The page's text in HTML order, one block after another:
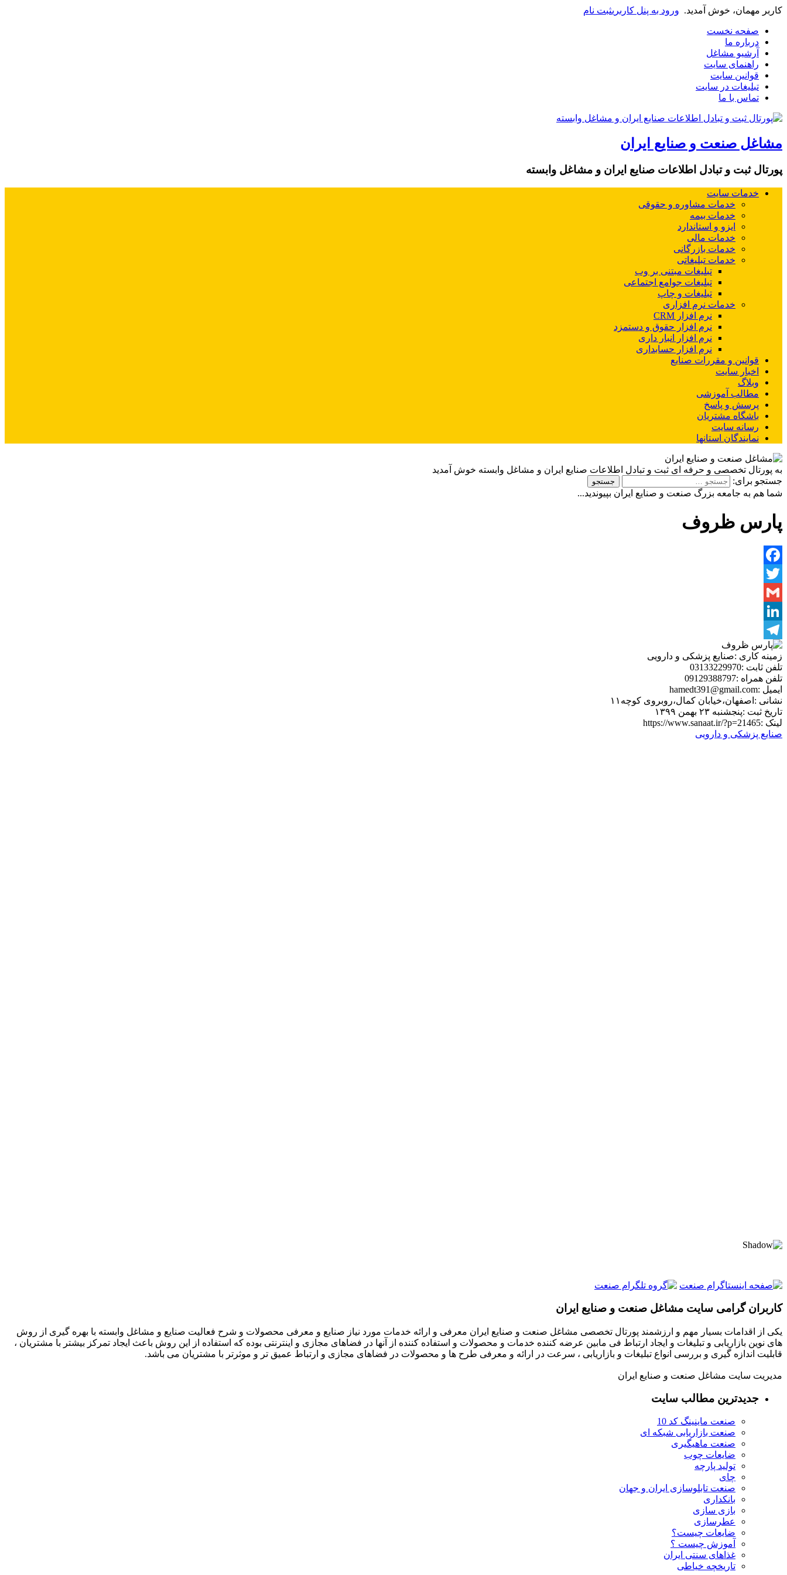
کاربر مهمان، خوش آمدید. ورود به پنل کاربریثبت نام
صفحه نخست
درباره ما
آرشیو مشاغل
راهنمای سایت
قوانین سایت
تبلیغات در سایت
تماس با ما
مشاغل صنعت و صنایع ایران
پورتال ثبت و تبادل اطلاعات صنایع ایران و مشاغل وابسته
خدمات سایت
خدمات مشاوره و حقوقی
خدمات بیمه
ایزو و استاندارد
خدمات مالی
خدمات بازرگانی
خدمات تبلیغاتی
تبلیغات مبتنی بر وب
تبلیغات جوامع اجتماعی
تبلیغات و چاپ
خدمات نرم افزاری
نرم افزار CRM
نرم افزار حقوق و دستمزد
نرم افزار انبار داری
نرم افزار حسابداری
قوانین و مقررات صنایع
اخبار سایت
وبلاگ
مطالب آموزشی
پرسش و پاسخ
باشگاه مشتریان
رسانه سایت
نمایندگان استانها
به پورتال تخصصی و حرفه ای ثبت و تبادل اطلاعات صنایع ایران و مشاغل وابسته خوش آمدید
جستجو برای:
شما هم به جامعه بزرگ صنعت و صنایع ایران بپیوندید...
پارس ظروف
Facebook
Twitter
Gmail
LinkedIn
Telegram
زمینه کاری :صنایع پزشکی و دارویی
تلفن ثابت :03133229970
تلفن همراه :09129388797
ایمیل :hamedt391@gmail.com
نشانی : اصفهان،خیابان کمال،روبروی کوچه۱۱
تاریخ ثبت :پنجشنبه ۲۳ بهمن ۱۳۹۹
لینک :https://www.sanaat.ir/?p=21465
صنایع پزشکی و دارویی
کاربران گرامی سایت مشاغل صنعت و صنایع ایران
یکی از اقدامات بسیار مهم و ارزشمند پورتال تخصصی مشاغل صنعت و صنایع ایران معرفی و ارائه خدمات مورد نیاز صنایع و معرفی محصولات و شرح فعالیت صنایع و مشاغل وابسته با بهره گیری از روش
های نوین بازاریابی و تبلیغات و ایجاد ارتباط فی مابین عرضه کننده خدمات و محصولات و استفاده کننده از آنها در فضاهای مجازی و اینترنتی بوده که استفاده از این روش باعث ایجاد تمرکز بیشتر با مشتریان ،
قابلیت اندازه گیری و بررسی انواع تبلیغات و بازاریابی ، سرعت در ارائه و معرفی طرح ها و محصولات در فضاهای مجازی و ارتباط عمیق تر و موثرتر با مشتریان می باشد.
مدیریت سایت مشاغل صنعت و صنایع ایران
جدیدترین مطالب سایت
صنعت ماینینگ کد 10
صنعت بازاریابی شبکه ای
صنعت ماهیگیری
ضایعات چوب
تولید پارچه
چای
صنعت تابلوسازی ایران و جهان
بانکداری
بازی سازی
عطرسازی
ضایعات چیست؟
آموزش چیست ؟
غذاهای سنتی ایران
تاریخچه خیاطی